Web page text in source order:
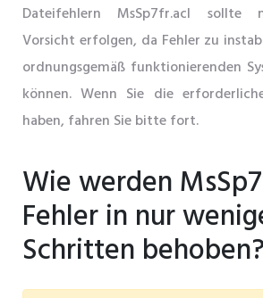
Dateifehlern MsSp7fr.acl sollte
Vorsicht erfolgen, da Fehler zu
ordnungsgemäß funktionierenden
können. Wenn Sie die
haben, fahren Sie bitte fort.
Wie werden
Fehler in nur
Schritten behoben?